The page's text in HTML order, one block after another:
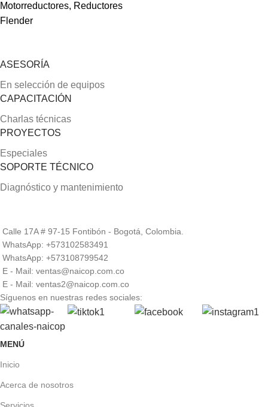
Motorreductores, Reductores
Flender
ASESORÍA
En selección de equipos
CAPACITACIÓN
Charlas técnicas
PROYECTOS
Especiales
SOPORTE TÉCNICO
Diagnóstico y mantenimiento
Calle 17A # 97-15 Fontibón - Bogotá, Colombia.
WhatsApp: +573102583491
WhatsApp: +573108799542
E - Mail: ventas@naicop.com.co
E - Mail: ventas2@naicop.com.co
Síguenos en nuestras redes sociales:
MENÚ
Inicio
Acerca de nosotros